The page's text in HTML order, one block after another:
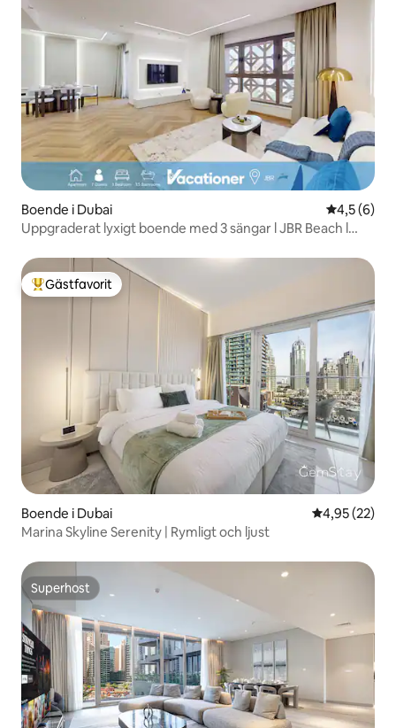
Boende i Dubai 4,5 av 5 i
4,5 (6)
Uppgraderat lyxigt boende med 3 sängar l JBR Beach l
Populär gästfavorit
Gästfavorit
Boende i Dubai 4,95 av 5 i
4,95 (22)
Marina Skyline Serenity | Rymligt och ljust
Superhost
Superhost